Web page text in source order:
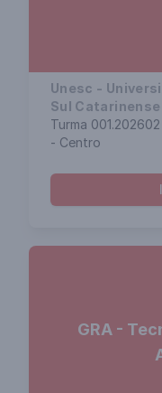
Unesc -
Sul Catarinense
Turma
- Centro
GRA -